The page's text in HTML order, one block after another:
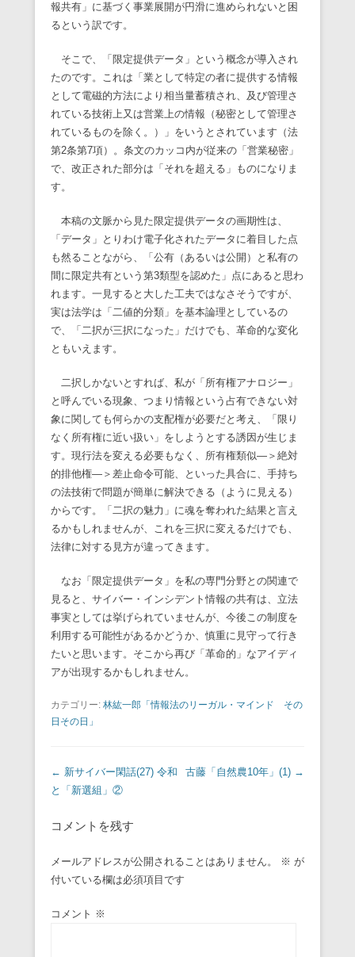
報共有」に基づく事業展開が円滑に進められないと困
るという訳です。
そこで、「限定提供データ」という概念が導入され
たのです。これは「業として特定の者に提供する情報
として電磁的方法により相当量蓄積され、及び管理さ
れている技術上又は営業上の情報（秘密として管理さ
れているものを除く。）」をいうとされています（法
第2条第7項）。条文のカッコ内が従来の「営業秘密」
で、改正された部分は「それを超える」ものになりま
す。
本稿の文脈から見た限定提供データの画期性は、
「データ」とりわけ電子化されたデータに着目した点
も然ることながら、「公有（あるいは公開）と私有の
間に限定共有という第3類型を認めた」点にあると思わ
れます。一見すると大した工夫ではなさそうですが、
実は法学は「二値的分類」を基本論理としているの
で、「二択が三択になった」だけでも、革命的な変化
ともいえます。
二択しかないとすれば、私が「所有権アナロジー」
と呼んでいる現象、つまり情報という占有できない対
象に関しても何らかの支配権が必要だと考え、「限り
なく所有権に近い扱い」をしようとする誘因が生じま
す。現行法を変える必要もなく、所有権類似―＞絶対
的排他権―＞差止命令可能、といった具合に、手持ち
の法技術で問題が簡単に解決できる（ように見える）
からです。「二択の魅力」に魂を奪われた結果と言え
るかもしれませんが、これを三択に変えるだけでも、
法律に対する見方が違ってきます。
なお「限定提供データ」を私の専門分野との関連で
見ると、サイバー・インシデント情報の共有は、立法
事実としては挙げられていませんが、今後この制度を
利用する可能性があるかどうか、慎重に見守って行き
たいと思います。そこから再び「革命的」なアイディ
アが出現するかもしれません。
カテゴリー: 林紘一郎「情報法のリーガル・マインド その
日その日」
投稿ナビゲーション
← 新サイバー閑話(27) 令和
と「新選組」②
古藤「自然農10年」(1) →
コメントを残す
メールアドレスが公開されることはありません。 ※ が
付いている欄は必須項目です
コメント ※